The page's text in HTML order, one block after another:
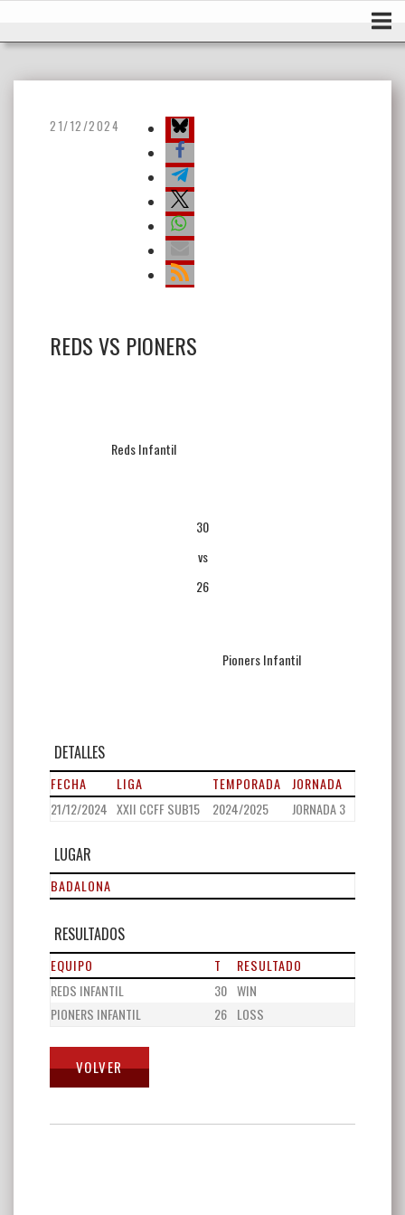
21/12/2024
REDS VS PIONERS
Reds Infantil
30
vs
26
Pioners Infantil
DETALLES
FECHA LIGA TEMPORADA
JORNADA
21/12/2024 XXII CCFF SUB15 2024/2025 JORNADA 3
LUGAR
BADALONA
RESULTADOS
EQUIPO T
RESULTADO
REDS INFANTIL
30 WIN
PIONERS INFANTIL
26 LOSS